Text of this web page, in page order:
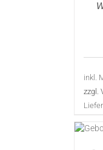
inkl.
zzgl.